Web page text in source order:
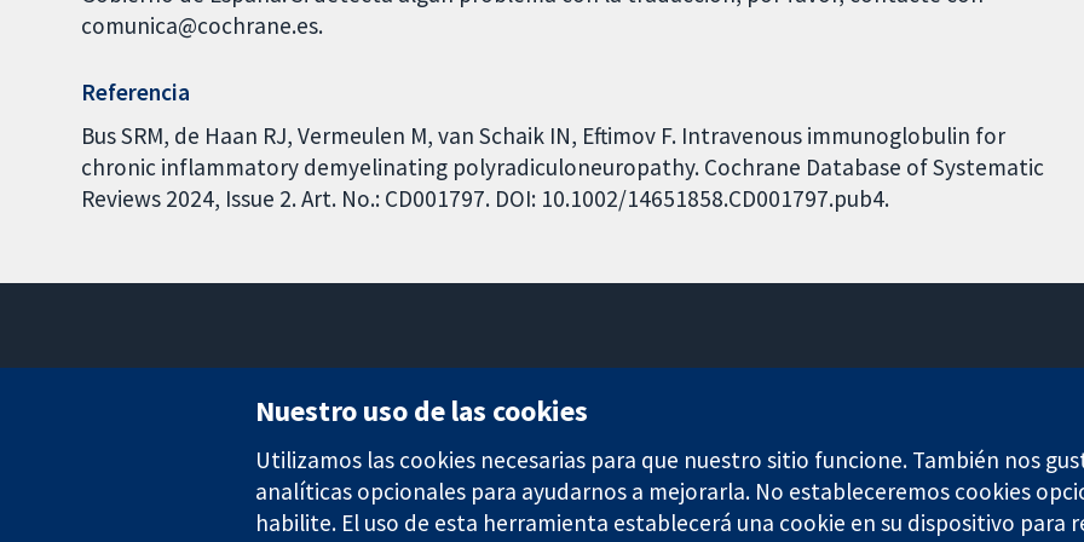
comunica@cochrane.es.
Referencia
Bus SRM, de Haan RJ, Vermeulen M, van Schaik IN, Eftimov F. Intravenous immunoglobulin for
chronic inflammatory demyelinating polyradiculoneuropathy. Cochrane Database of Systematic
Reviews 2024, Issue 2. Art. No.: CD001797. DOI: 10.1002/14651858.CD001797.pub4.
Londres
Reino Unido
Nuestro uso de las cookies
Utilizamos las cookies necesarias para que nuestro sitio funcione. También nos
analíticas opcionales para ayudarnos a mejorarla. No estableceremos cookies
habilite. El uso de esta herramienta establecerá una cookie en su dispositivo para